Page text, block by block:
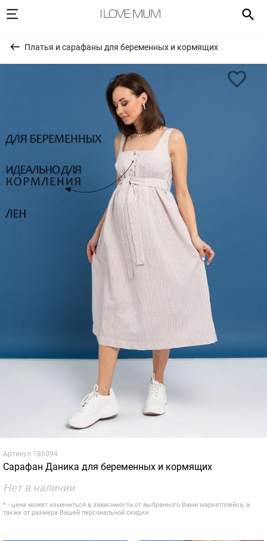
Платья и сарафаны для беременных и кормящих
Артикул 186094
Сарафан Даника для беременных и кормящих
Нет в наличии
* - цена может измениться в зависимости от выбранного Вами маркетплейса, а
также от размера Вашей персональной скидки